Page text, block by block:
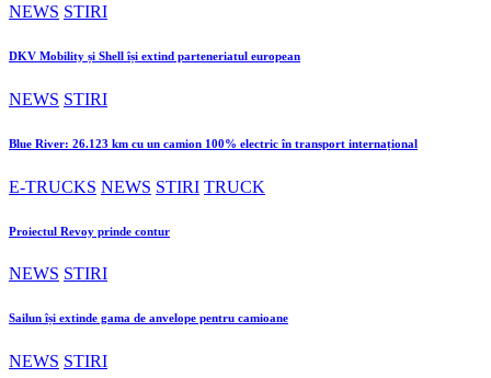
NEWS STIRI
DKV Mobility și Shell își extind parteneriatul european
NEWS STIRI
Blue River: 26.123 km cu un camion 100% electric în transport internațional
E-TRUCKS NEWS STIRI TRUCK
Proiectul Revoy prinde contur
NEWS STIRI
Sailun își extinde gama de anvelope pentru camioane
NEWS STIRI